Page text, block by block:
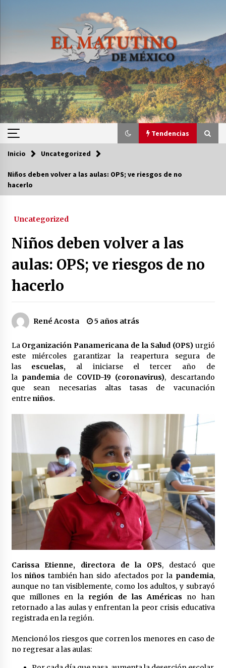
Tendencias
Tendencias
Héctor Díaz-Polanco renuncia a la presidencia
de Morena en la CDMX
3 semanas atrás
Detienen a funcionario por presunto homicidio
del periodista Josué Martínez
3 semanas atrás
CNTE anuncia paso gratuito en peajes de CDMX
y acciones en 20 estados
Laura Itzel Castillo será la nueva secretaria de
las Mujeres, anuncia Sheinbaum
2 meses atrás
Sheinbaum descarta reunión entre CNTE y
Segob: «ya dimos nuestras propuestas»
2 meses atrás
Zar antidrogas de EE.UU.: “vamos por los
2 meses atrás
Trump anuncia acuerdo con Irán y el fin de
operaciones militares entre ambos países
2 meses atrás
Trump asegura que barcos cargados de
petróleo están empezando a salir de Ormuz
Inicio Uncategorized
Niños deben volver a las aulas: OPS; ve riesgos de no
hacerlo
Uncategorized
Niños deben volver a las
aulas: OPS; ve riesgos de no
hacerlo
René Acosta 5 años atrás
La Organización Panamericana de la Salud (OPS)urgió
este miércoles garantizar la reapertura segura de
las escuelas, al iniciarse el tercer año de
lapandemia de COVID-19 (coronavirus), descartando
que sean necesarias altas tasas de vacunación
entre niños.
Carissa Etienne, directora de la OPS, destacó que
losniños también han sido afectados por la pandemia,
aunque no tan visiblemente, como los adultos, y subrayó
que millones en la región de las Américas no han
retornado a las aulas y enfrentan la peor crisis educativa
registrada en la región.
Mencionó los riesgos que corren los menores en caso de
no regresar a las aulas: